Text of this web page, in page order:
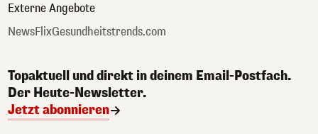
Externe Angebote
NewsFlixGesundheitstrends.com
Topaktuell und direkt in deinem Email-Postfach.
Der Heute-Newsletter.
Jetzt abonnieren